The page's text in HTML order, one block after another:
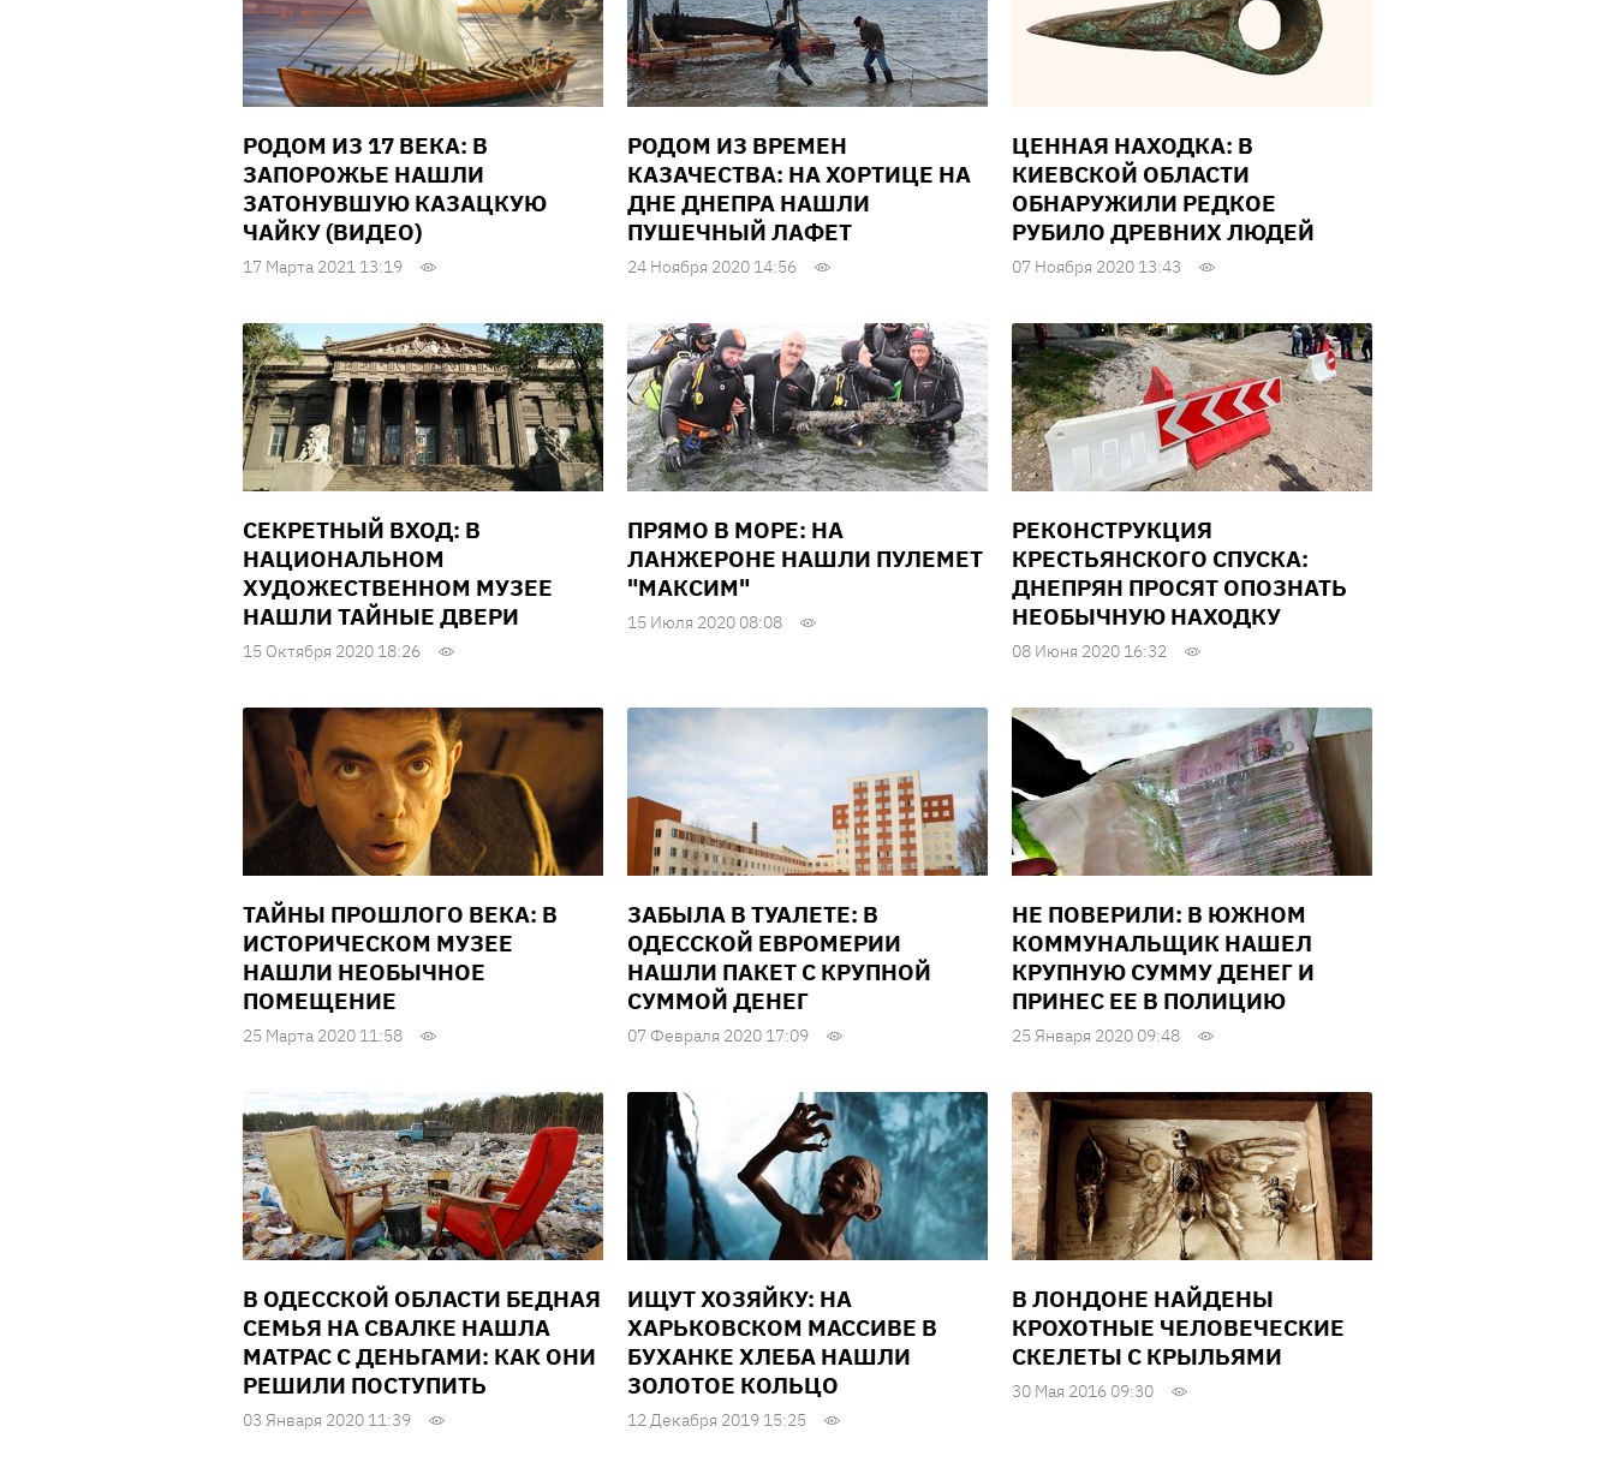
РОДОМ ИЗ 17 ВЕКА: В
ЗАПОРОЖЬЕ НАШЛИ
ЗАТОНУВШУЮ КАЗАЦКУЮ
ЧАЙКУ (ВИДЕО)
17 Марта 2021 13:19
РОДОМ ИЗ ВРЕМЕН
КАЗАЧЕСТВА: НА ХОРТИЦЕ НА
ДНЕ ДНЕПРА НАШЛИ
ПУШЕЧНЫЙ ЛАФЕТ
24 Ноября 2020 14:56
ЦЕННАЯ НАХОДКА: В
КИЕВСКОЙ ОБЛАСТИ
ОБНАРУЖИЛИ РЕДКОЕ
РУБИЛО ДРЕВНИХ ЛЮДЕЙ
07 Ноября 2020 13:43
СЕКРЕТНЫЙ ВХОД: В
НАЦИОНАЛЬНОМ
ХУДОЖЕСТВЕННОМ МУЗЕЕ
НАШЛИ ТАЙНЫЕ ДВЕРИ
15 Октября 2020 18:26
ПРЯМО В МОРЕ: НА
ЛАНЖЕРОНЕ НАШЛИ ПУЛЕМЕТ
"МАКСИМ"
15 Июля 2020 08:08
РЕКОНСТРУКЦИЯ
КРЕСТЬЯНСКОГО СПУСКА:
ДНЕПРЯН ПРОСЯТ ОПОЗНАТЬ
НЕОБЫЧНУЮ НАХОДКУ
08 Июня 2020 16:32
ТАЙНЫ ПРОШЛОГО ВЕКА: В
ИСТОРИЧЕСКОМ МУЗЕЕ
НАШЛИ НЕОБЫЧНОЕ
ПОМЕЩЕНИЕ
25 Марта 2020 11:58
ЗАБЫЛА В ТУАЛЕТЕ: В
ОДЕССКОЙ ЕВРОМЕРИИ
НАШЛИ ПАКЕТ С КРУПНОЙ
СУММОЙ ДЕНЕГ
07 Февраля 2020 17:09
НЕ ПОВЕРИЛИ: В ЮЖНОМ
КОММУНАЛЬЩИК НАШЕЛ
КРУПНУЮ СУММУ ДЕНЕГ И
ПРИНЕС ЕЕ В ПОЛИЦИЮ
25 Января 2020 09:48
В ОДЕССКОЙ ОБЛАСТИ БЕДНАЯ
СЕМЬЯ НА СВАЛКЕ НАШЛА
МАТРАС С ДЕНЬГАМИ: КАК ОНИ
РЕШИЛИ ПОСТУПИТЬ
03 Января 2020 11:39
ИЩУТ ХОЗЯЙКУ: НА
ХАРЬКОВСКОМ МАССИВЕ В
БУХАНКЕ ХЛЕБА НАШЛИ
ЗОЛОТОЕ КОЛЬЦО
12 Декабря 2019 15:25
В ЛОНДОНЕ НАЙДЕНЫ
КРОХОТНЫЕ ЧЕЛОВЕЧЕСКИЕ
СКЕЛЕТЫ С КРЫЛЬЯМИ
30 Мая 2016 09:30